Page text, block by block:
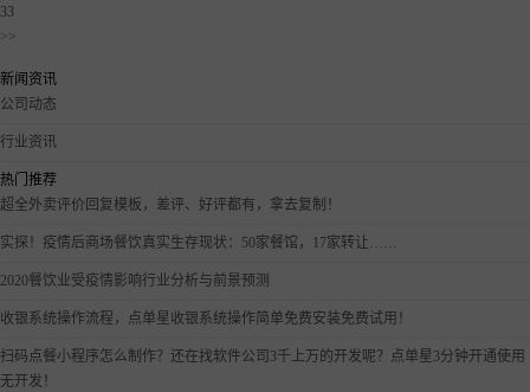
33
>>
新闻资讯
公司动态
行业资讯
热门推荐
超全外卖评价回复模板，差评、好评都有，拿去复制！
实探！疫情后商场餐饮真实生存现状：50家餐馆，17家转让……
2020餐饮业受疫情影响行业分析与前景预测
收银系统操作流程，点单星收银系统操作简单免费安装免费试用！
扫码点餐小程序怎么制作？还在找软件公司3千上万的开发呢？点单星3分钟开通使用
无开发！